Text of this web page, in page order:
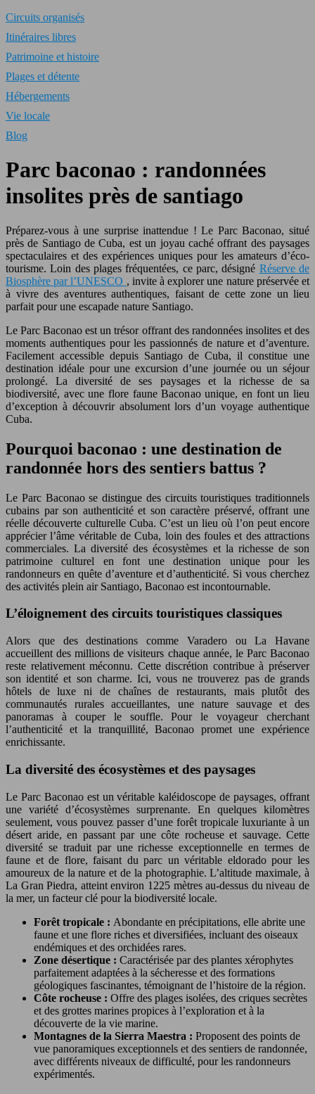
Circuits organisés
Itinéraires libres
Patrimoine et histoire
Plages et détente
Hébergements
Vie locale
Blog
Parc baconao : randonnées
insolites près de santiago
Préparez-vous à une surprise inattendue ! Le Parc Baconao, situé
près de Santiago de Cuba, est un joyau caché offrant des paysages
spectaculaires et des expériences uniques pour les amateurs d’éco-
tourisme. Loin des plages fréquentées, ce parc, désigné Réserve de
Biosphère par l’UNESCO , invite à explorer une nature préservée et
à vivre des aventures authentiques, faisant de cette zone un lieu
parfait pour une escapade nature Santiago.
Le Parc Baconao est un trésor offrant des randonnées insolites et des
moments authentiques pour les passionnés de nature et d’aventure.
Facilement accessible depuis Santiago de Cuba, il constitue une
destination idéale pour une excursion d’une journée ou un séjour
prolongé. La diversité de ses paysages et la richesse de sa
biodiversité, avec une flore faune Baconao unique, en font un lieu
d’exception à découvrir absolument lors d’un voyage authentique
Cuba.
Pourquoi baconao : une destination de
randonnée hors des sentiers battus ?
Le Parc Baconao se distingue des circuits touristiques traditionnels
cubains par son authenticité et son caractère préservé, offrant une
réelle découverte culturelle Cuba. C’est un lieu où l’on peut encore
apprécier l’âme véritable de Cuba, loin des foules et des attractions
commerciales. La diversité des écosystèmes et la richesse de son
patrimoine culturel en font une destination unique pour les
randonneurs en quête d’aventure et d’authenticité. Si vous cherchez
des activités plein air Santiago, Baconao est incontournable.
L’éloignement des circuits touristiques classiques
Alors que des destinations comme Varadero ou La Havane
accueillent des millions de visiteurs chaque année, le Parc Baconao
reste relativement méconnu. Cette discrétion contribue à préserver
son identité et son charme. Ici, vous ne trouverez pas de grands
hôtels de luxe ni de chaînes de restaurants, mais plutôt des
communautés rurales accueillantes, une nature sauvage et des
panoramas à couper le souffle. Pour le voyageur cherchant
l’authenticité et la tranquillité, Baconao promet une expérience
enrichissante.
La diversité des écosystèmes et des paysages
Le Parc Baconao est un véritable kaléidoscope de paysages, offrant
une variété d’écosystèmes surprenante. En quelques kilomètres
seulement, vous pouvez passer d’une forêt tropicale luxuriante à un
désert aride, en passant par une côte rocheuse et sauvage. Cette
diversité se traduit par une richesse exceptionnelle en termes de
faune et de flore, faisant du parc un véritable eldorado pour les
amoureux de la nature et de la photographie. L’altitude maximale, à
La Gran Piedra, atteint environ 1225 mètres au-dessus du niveau de
la mer, un facteur clé pour la biodiversité locale.
Forêt tropicale : Abondante en précipitations, elle abrite une
faune et une flore riches et diversifiées, incluant des oiseaux
endémiques et des orchidées rares.
Zone désertique : Caractérisée par des plantes xérophytes
parfaitement adaptées à la sécheresse et des formations
géologiques fascinantes, témoignant de l’histoire de la région.
Côte rocheuse : Offre des plages isolées, des criques secrètes
et des grottes marines propices à l’exploration et à la
découverte de la vie marine.
Montagnes de la Sierra Maestra : Proposent des points de
vue panoramiques exceptionnels et des sentiers de randonnée,
avec différents niveaux de difficulté, pour les randonneurs
expérimentés.